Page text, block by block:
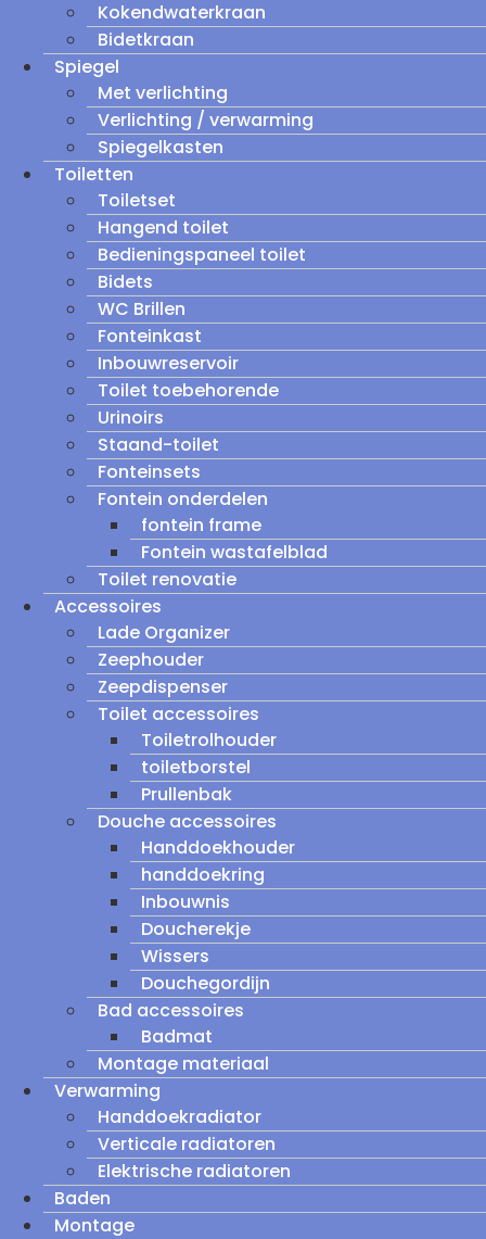
Kokendwaterkraan
Bidetkraan
Spiegel
Met verlichting
Verlichting / verwarming
Spiegelkasten
Toiletten
Toiletset
Hangend toilet
Bedieningspaneel toilet
Bidets
WC Brillen
Fonteinkast
Inbouwreservoir
Toilet toebehorende
Urinoirs
Staand-toilet
Fonteinsets
Fontein onderdelen
fontein frame
Fontein wastafelblad
Toilet renovatie
Accessoires
Lade Organizer
Zeephouder
Zeepdispenser
Toilet accessoires
Toiletrolhouder
toiletborstel
Prullenbak
Douche accessoires
Handdoekhouder
handdoekring
Inbouwnis
Doucherekje
Wissers
Douchegordijn
Bad accessoires
Badmat
Montage materiaal
Verwarming
Handdoekradiator
Verticale radiatoren
Elektrische radiatoren
Baden
Montage